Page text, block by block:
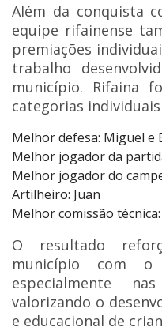
Além da conquista
equipe rifainense
premiações
trabalho
município. Rifaina
categorias
Melhor defesa: Miguel e
Melhor jogador da
Melhor jogador do
Artilheiro: Juan
Melhor comissão
O resultado
município com o
especialmente
valorizando o
e educacional de